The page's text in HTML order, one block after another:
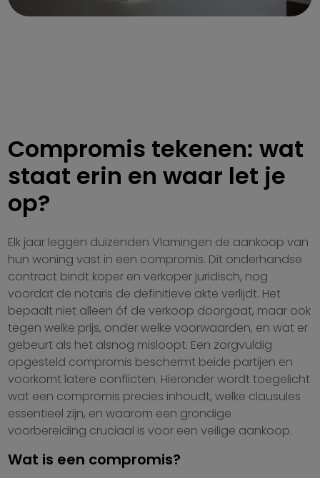
Compromis tekenen: wat
staat erin en waar let je
op?
Elk jaar leggen duizenden Vlamingen de aankoop van
hun woning vast in een compromis. Dit onderhandse
contract bindt koper en verkoper juridisch, nog
voordat de notaris de definitieve akte verlijdt. Het
bepaalt niet alleen óf de verkoop doorgaat, maar ook
tegen welke prijs, onder welke voorwaarden, en wat er
gebeurt als het alsnog misloopt. Een zorgvuldig
opgesteld compromis beschermt beide partijen en
voorkomt latere conflicten. Hieronder wordt toegelicht
wat een compromis precies inhoudt, welke clausules
essentieel zijn, en waarom een grondige
voorbereiding cruciaal is voor een veilige aankoop.
Wat is een compromis?